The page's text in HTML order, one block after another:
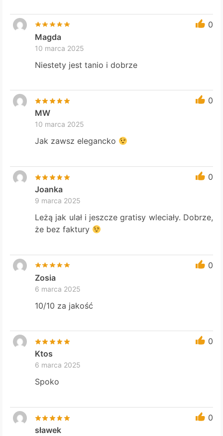
0
Magda
10 marca 2025
Niestety jest tanio i dobrze
0
MW
10 marca 2025
Jak zawsz elegancko
0
Joanka
9 marca 2025
Leżą jak ulał i jeszcze gratisy wleciały. Dobrze,
że bez faktury
0
Zosia
6 marca 2025
10/10 za jakość
0
Ktos
6 marca 2025
Spoko
0
sławek